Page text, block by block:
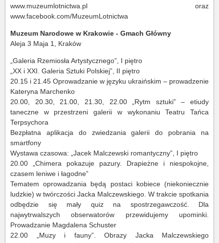
www.muzeumlotnictwa.pl oraz
www.facebook.com/MuzeumLotnictwa
Muzeum Narodowe w Krakowie - Gmach Główny
Aleja 3 Maja 1, Kraków
„Galeria Rzemiosła Artystycznego”, I piętro
„XX i XXI. Galeria Sztuki Polskiej”, II piętro
20.15 i 21.45 Oprowadzanie w języku ukraińskim – prowadzenie
Kateryna Marchenko
20.00, 20.30, 21.00, 21.30, 22.00 „Rytm sztuki” – etiudy
taneczne w przestrzeni galerii w wykonaniu Teatru Tańca
Terpsychora
Bezpłatna aplikacja do zwiedzania galerii do pobrania na
smartfony
Wystawa czasowa: „Jacek Malczewski romantyczny”, I piętro
20.00 „Chimera pokazuje pazury. Drapieżne i niespokojne,
czasem leniwe i łagodne”
Tematem oprowadzania będą postaci kobiece (niekoniecznie
ludzkie) w twórczości Jacka Malczewskiego. W trakcie spotkania
odbędzie się mały quiz na spostrzegawczość. Dla
najwytrwalszych obserwatorów przewidujemy upominki.
Prowadzanie Magdalena Schuster
22.00 „Muzy i fauny”. Obrazy Jacka Malczewskiego